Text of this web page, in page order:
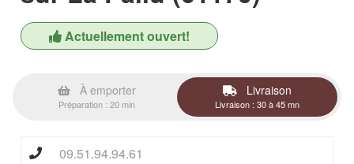
Actuellement ouvert!
À emporter
Préparation : 20 min
Livraison
Livraison : 30 à 45 mn
09.51.94.94.61